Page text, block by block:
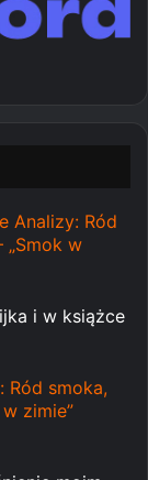
Analizy: Ród
„Smok w
i w książce
Ród smoka,
zimie”